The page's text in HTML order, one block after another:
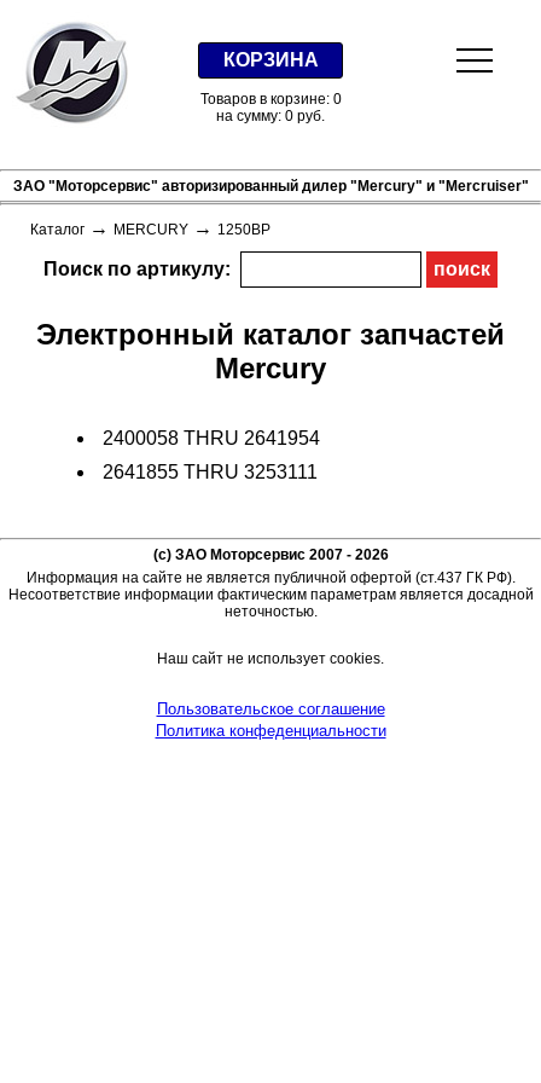
КОРЗИНА
Товаров в корзине: 0
на сумму: 0 руб.
ЗАО "Моторсервис" авторизированный дилер "Mercury" и "Mercruiser"
Каталог → MERCURY → 1250BP
Поиск по артикулу:
Электронный каталог запчастей
Mercury
2400058 THRU 2641954
2641855 THRU 3253111
(c) ЗАО Моторсервис 2007 - 2026
Информация на сайте не является публичной офертой (ст.437 ГК РФ).
Несоответствие информации фактическим параметрам является досадной
неточностью.
Наш сайт не использует cookies.
Пользовательское соглашение
Политика конфеденциальности